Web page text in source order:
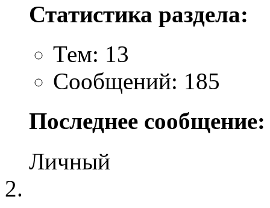
Статистика раздела:
Тем: 13
Сообщений: 185
Последнее сообщение:
Личный